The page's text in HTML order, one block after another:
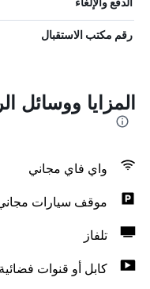
رقم مكتب الاستقبال
المزايا ووسائل
واي فاي مجاني
موقف سيارات
تلفاز
كابل أو قنوات فضائية